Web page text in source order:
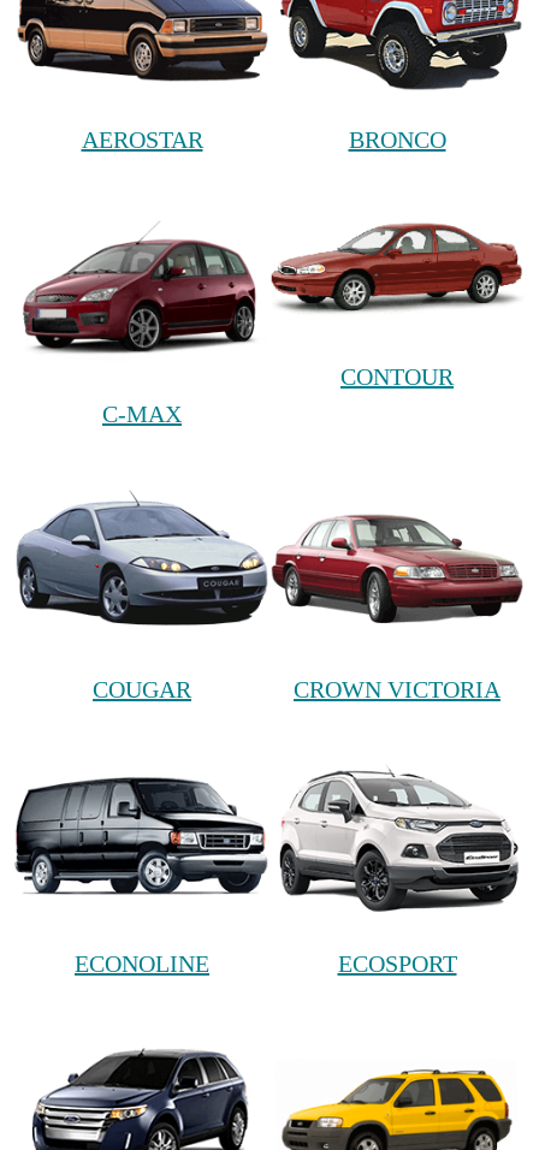
AEROSTAR BRONCO
C-MAX
CONTOUR
COUGAR CROWN VICTORIA
ECONOLINE ECOSPORT